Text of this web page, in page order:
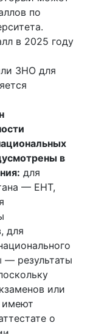
по
в 2025 году
ЗНО для
в
для
— ЕНТ,
для
— результаты
или
имеют
о